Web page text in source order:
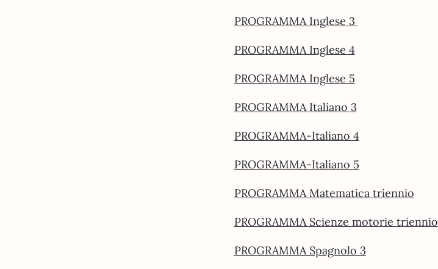
PROGRAMMA Inglese 3
PROGRAMMA Inglese 4
PROGRAMMA Inglese 5
PROGRAMMA Italiano 3
PROGRAMMA-Italiano 4
PROGRAMMA-Italiano 5
PROGRAMMA Matematica triennio
PROGRAMMA Scienze motorie triennio
PROGRAMMA Spagnolo 3